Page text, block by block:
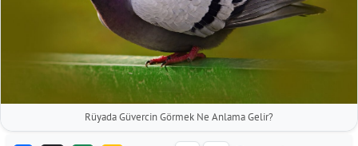
Rüyada Güvercin Görmek Ne Anlama Gelir?